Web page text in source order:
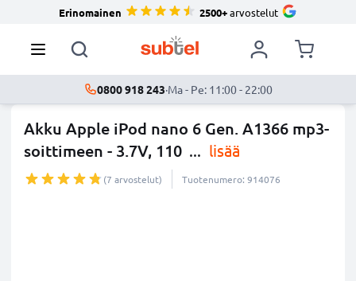
Erinomainen 2500+arvostelut
0800 918 243·Ma - Pe: 11:00 - 22:00
Akku Apple iPod nano 6 Gen. A1366 mp3-
soittimeen - 3.7V, 110 ... lisää
(7 arvostelut) Tuotenumero: 914076